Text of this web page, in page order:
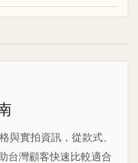
與實拍資訊，從款式、
台灣顧客快速比較適合